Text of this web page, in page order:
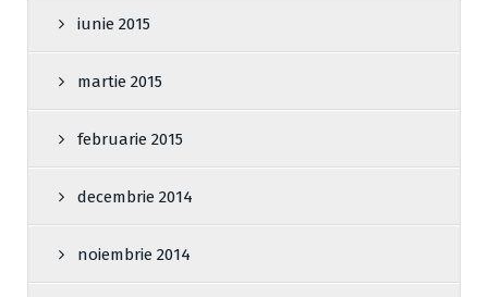
iunie 2015
martie 2015
februarie 2015
decembrie 2014
noiembrie 2014